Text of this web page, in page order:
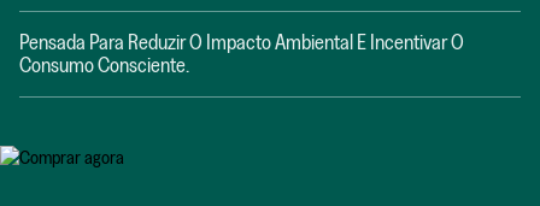
Pensada Para Reduzir O Impacto Ambiental E Incentivar O
Consumo Consciente.